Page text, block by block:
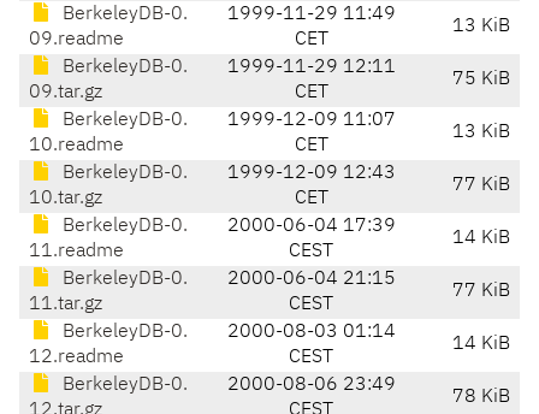
BerkeleyDB-0.
09.readme
1999-11-29 11:49
CET
13 KiB
BerkeleyDB-0.
09.tar.gz
1999-11-29 12:11
CET
75 KiB
BerkeleyDB-0.
10.readme
1999-12-09 11:07
CET
13 KiB
BerkeleyDB-0.
10.tar.gz
1999-12-09 12:43
CET
77 KiB
BerkeleyDB-0.
11.readme
2000-06-04 17:39
CEST
14 KiB
BerkeleyDB-0.
11.tar.gz
2000-06-04 21:15
CEST
77 KiB
BerkeleyDB-0.
12.readme
2000-08-03 01:14
CEST
14 KiB
BerkeleyDB-0.
2000-08-06 23:49
78 KiB